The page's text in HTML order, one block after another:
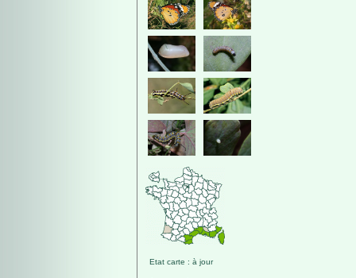
Etat carte : à jour